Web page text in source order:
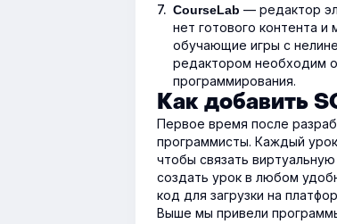
CourseLab — редактор
нет готового контента
обучающие игры с
редактором необходим
программирования.
Как добавить
Первое время после
программисты. Каждый
чтобы связать
создать урок в любом
код для загрузки на
Выше мы привели